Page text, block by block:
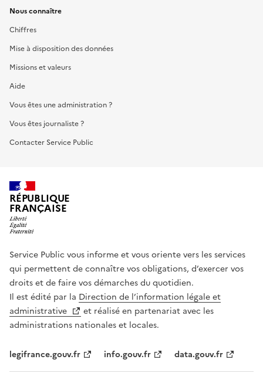
Nous connaître
Chiffres
Mise à disposition des données
Missions et valeurs
Aide
Vous êtes une administration ?
Vous êtes journaliste ?
Contacter Service Public
RÉPUBLIQUE
FRANÇAISE
Service Public vous informe et vous oriente vers les services
qui permettent de connaître vos obligations, d’exercer vos
droits et de faire vos démarches du quotidien.
Il est édité par la Direction de l’information légale et
administrative
et réalisé en partenariat avec les
administrations nationales et locales.
legifrance.gouv.fr info.gouv.fr data.gouv.fr